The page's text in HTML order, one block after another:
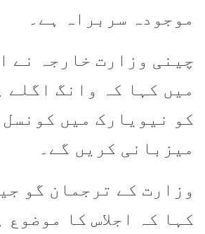
موجودہ سربراہ ہے۔
چینی وزارت خارجہ نے
میں کہا کہ وانگ اگلے
کو نیویارک میں کونسل
میزبانی کریں گے۔
وزارت کے ترجمان گو
کہا کہ اجلاس کا موضوع